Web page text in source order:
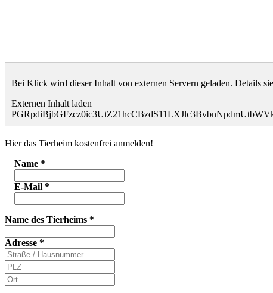
Bei Klick wird dieser Inhalt von externen Servern geladen. Details
Externen Inhalt laden
Hier das Tierheim kostenfrei anmelden!
Name *
E-Mail *
Name des Tierheims *
Adresse *